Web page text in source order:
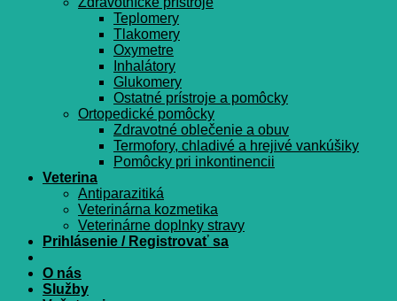
Teplomery
Tlakomery
Oxymetre
Inhalátory
Glukomery
Ostatné prístroje a pomôcky
Ortopedické pomôcky
Zdravotné oblečenie a obuv
Termofory, chladivé a hrejivé vankúšiky
Pomôcky pri inkontinencii
Veterina
Antiparazitiká
Veterinárna kozmetika
Veterinárne doplnky stravy
Prihlásenie / Registrovať sa
O nás
Služby